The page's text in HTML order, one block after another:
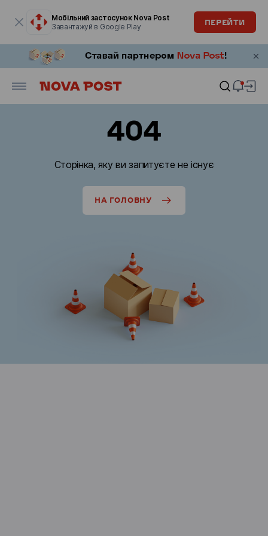
Мобільний застосунок Nova Post
Завантажуй в Google Play
ПЕРЕЙТИ
404
Сторінка, яку ви запитуєте не існує
НА ГОЛОВНУ